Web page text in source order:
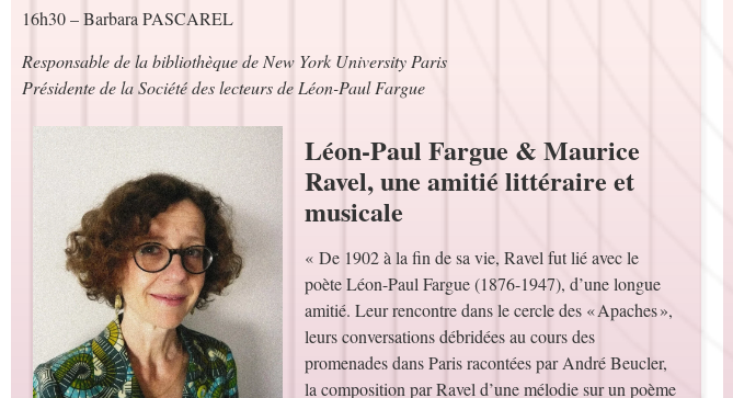
16h30 – Barbara PASCAREL
Responsable de la bibliothèque de New York University Paris
Présidente de la Société des lecteurs de Léon-Paul Fargue
Léon-Paul Fargue & Maurice
Ravel, une amitié littéraire et
musicale
« De 1902 à la fin de sa vie, Ravel fut lié avec le
poète Léon-Paul Fargue (1876-1947), d’une longue
amitié. Leur rencontre dans le cercle des « Apaches »,
leurs conversations débridées au cours des
promenades dans Paris racontées par André Beucler,
la composition par Ravel d’une mélodie sur un poème